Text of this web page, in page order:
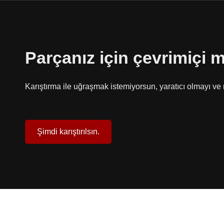
Parçanız için çevrimiçi
Karıştırma ile uğraşmak istemiyorsun, yaratıcı olmayı
Şimdi karıştırılsın.